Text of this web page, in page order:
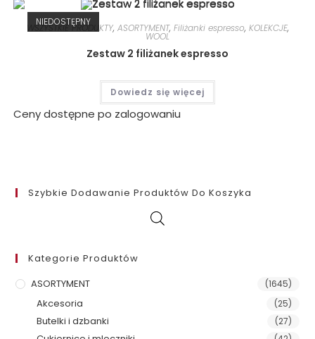
NIEDOSTĘPNY
WSZYSTKIE PRODUKTY, ASORTYMENT, Filiżanki espresso, KOLEKCJE,
WOOL
Zestaw 2 filiżanek espresso
Dowiedz się więcej
Ceny dostępne po zalogowaniu
Szybkie Dodawanie Produktów Do Koszyka
Kategorie Produktów
ASORTYMENT
(1645)
Akcesoria (25)
Butelki i dzbanki (27)